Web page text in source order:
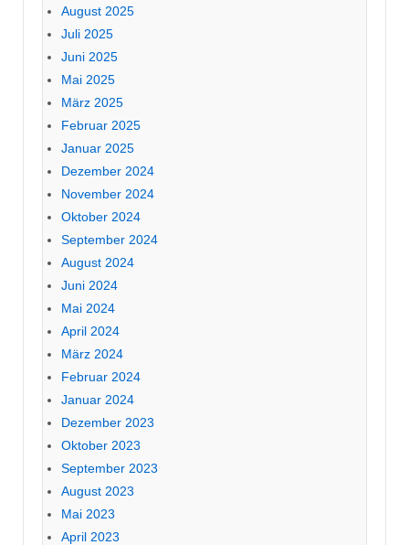
August 2025
Juli 2025
Juni 2025
Mai 2025
März 2025
Februar 2025
Januar 2025
Dezember 2024
November 2024
Oktober 2024
September 2024
August 2024
Juni 2024
Mai 2024
April 2024
März 2024
Februar 2024
Januar 2024
Dezember 2023
Oktober 2023
September 2023
August 2023
Mai 2023
April 2023